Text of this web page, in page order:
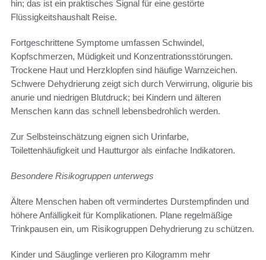
hin; das ist ein praktisches Signal für eine gestörte
Flüssigkeitshaushalt Reise.
Fortgeschrittene Symptome umfassen Schwindel,
Kopfschmerzen, Müdigkeit und Konzentrationsstörungen.
Trockene Haut und Herzklopfen sind häufige Warnzeichen.
Schwere Dehydrierung zeigt sich durch Verwirrung, oligurie bis
anurie und niedrigen Blutdruck; bei Kindern und älteren
Menschen kann das schnell lebensbedrohlich werden.
Zur Selbsteinschätzung eignen sich Urinfarbe,
Toilettenhäufigkeit und Hautturgor als einfache Indikatoren.
Besondere Risikogruppen unterwegs
Ältere Menschen haben oft vermindertes Durstempfinden und
höhere Anfälligkeit für Komplikationen. Plane regelmäßige
Trinkpausen ein, um Risikogruppen Dehydrierung zu schützen.
Kinder und Säuglinge verlieren pro Kilogramm mehr